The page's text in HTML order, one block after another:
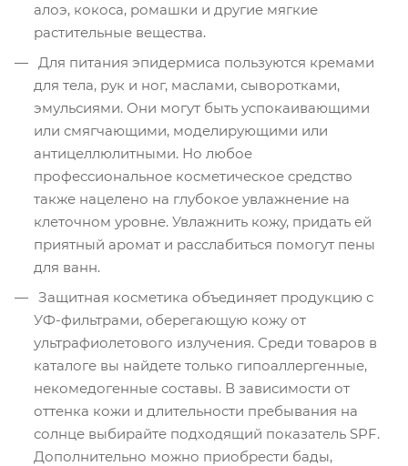
алоэ, кокоса, ромашки и другие мягкие
растительные вещества.
Для питания эпидермиса пользуются кремами
для тела, рук и ног, маслами, сыворотками,
эмульсиями. Они могут быть успокаивающими
или смягчающими, моделирующими или
антицеллюлитными. Но любое
профессиональное косметическое средство
также нацелено на глубокое увлажнение на
клеточном уровне. Увлажнить кожу, придать ей
приятный аромат и расслабиться помогут пены
для ванн.
Защитная косметика объединяет продукцию с
УФ-фильтрами, оберегающую кожу от
ультрафиолетового излучения. Среди товаров в
каталоге вы найдете только гипоаллергенные,
некомедогенные составы. В зависимости от
оттенка кожи и длительности пребывания на
солнце выбирайте подходящий показатель SPF.
Дополнительно можно приобрести бады,